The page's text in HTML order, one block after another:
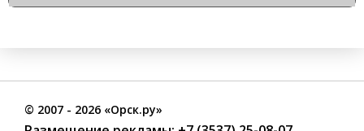
© 2007 - 2026 «Орск.ру»